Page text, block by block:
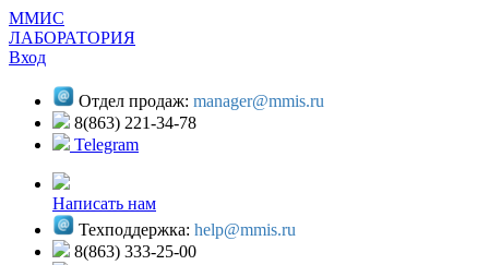
ММИС
ЛАБОРАТОРИЯ
Вход
Отдел продаж: manager@mmis.ru
8(863) 221-34-78
Telegram
Написать нам
Техподдержка: help@mmis.ru
8(863) 333-25-00